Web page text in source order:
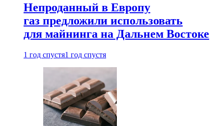
Непроданный в Европу
газ предложили использовать
для майнинга на Дальнем Востоке
1 год спустя1 год спустя